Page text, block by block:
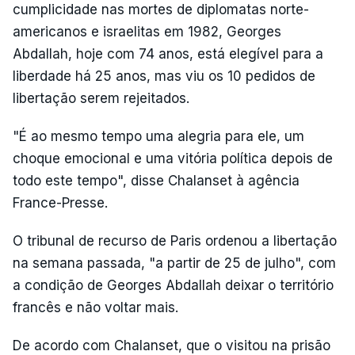
cumplicidade nas mortes de diplomatas norte-
americanos e israelitas em 1982, Georges
Abdallah, hoje com 74 anos, está elegível para a
liberdade há 25 anos, mas viu os 10 pedidos de
libertação serem rejeitados.
"É ao mesmo tempo uma alegria para ele, um
choque emocional e uma vitória política depois de
todo este tempo", disse Chalanset à agência
France-Presse.
O tribunal de recurso de Paris ordenou a libertação
na semana passada, "a partir de 25 de julho", com
a condição de Georges Abdallah deixar o território
francês e não voltar mais.
De acordo com Chalanset, que o visitou na prisão